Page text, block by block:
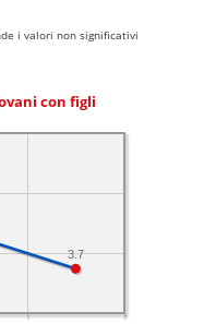
i valori non significativi
con figli
3.7